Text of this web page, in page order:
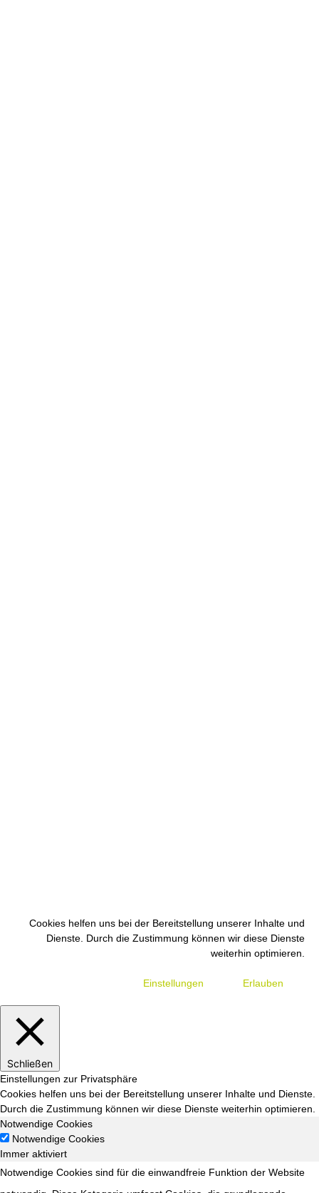
Cookies helfen uns bei der Bereitstellung unserer Inhalte und
Dienste. Durch die Zustimmung können wir diese Dienste
weiterhin optimieren.
Einstellungen Erlauben
Schließen
Einstellungen zur Privatsphäre
Cookies helfen uns bei der Bereitstellung unserer Inhalte und Dienste.
Durch die Zustimmung können wir diese Dienste weiterhin optimieren.
Notwendige Cookies
Notwendige Cookies
Immer aktiviert
Notwendige Cookies sind für die einwandfreie Funktion der Website